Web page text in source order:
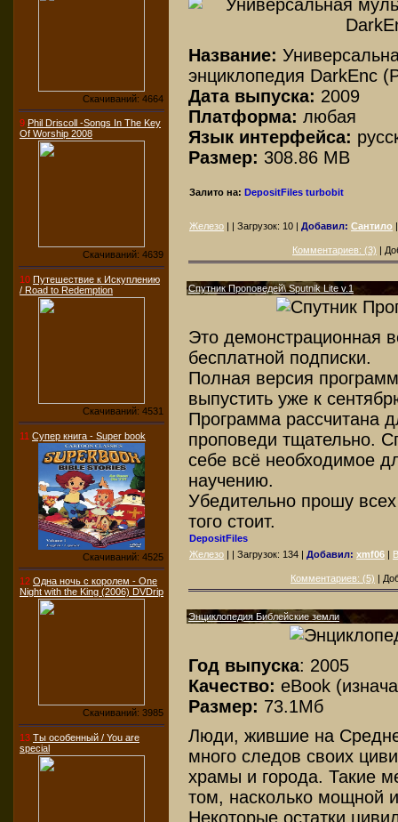
Скачиваний: 4664
9 Phil Driscoll -Songs In The Key
Of Worship 2008
Скачиваний: 4639
10 Путешествие к Искуплению
/ Road to Redemption
Скачиваний: 4531
11 Супер книга - Super book
Скачиваний: 4525
12 Одна ночь с королем - One
Night with the King (2006) DVDrip
Скачиваний: 3985
13 Ты особенный / You are
special
Название:
энциклопедия DarkEnc
Дата выпуска: 2009
Платформа: любая
Язык интерфейса:
Размер: 308.86 MB
Залито на: DepositFiles turbobit
Железо | | Загрузок: 10 | Добавил: Сантило
Комментариев: (3) |
Спутник Проповедей\ Sputnik Lite v.1
Это демонстрационная
бесплатной подписки.
Полная версия
выпустить уже к
Программа рассчитана
проповеди тщательно.
себе всё необходимое
научению.
Убедительно прошу
того стоит.
DepositFiles
Железо | | Загрузок: 134 | Добавил: xmf06 |
Комментариев: (5) |
Энциклопедия Библейские земли
Год выпуска: 2005
Качество: eBook
Размер: 73.1Мб
Люди, жившие на
много следов своих
храмы и города. Такие
том, насколько мощной
Некоторые остатки